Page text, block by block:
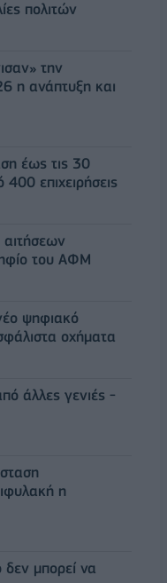
πολιτών
την
η ανάπτυξη και
έως τις 30
επιχειρήσεις
του ΑΦΜ
ψηφιακό
οχήματα
άλλες γενιές -
η
μπορεί να